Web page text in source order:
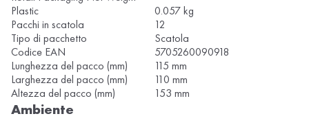
Plastic
0.057 kg
Pacchi in scatola
12
Tipo di pacchetto
Scatola
Codice EAN
5705260090918
Lunghezza del pacco (mm)
115 mm
Larghezza del pacco (mm)
110 mm
Altezza del pacco (mm)
153 mm
Ambiente